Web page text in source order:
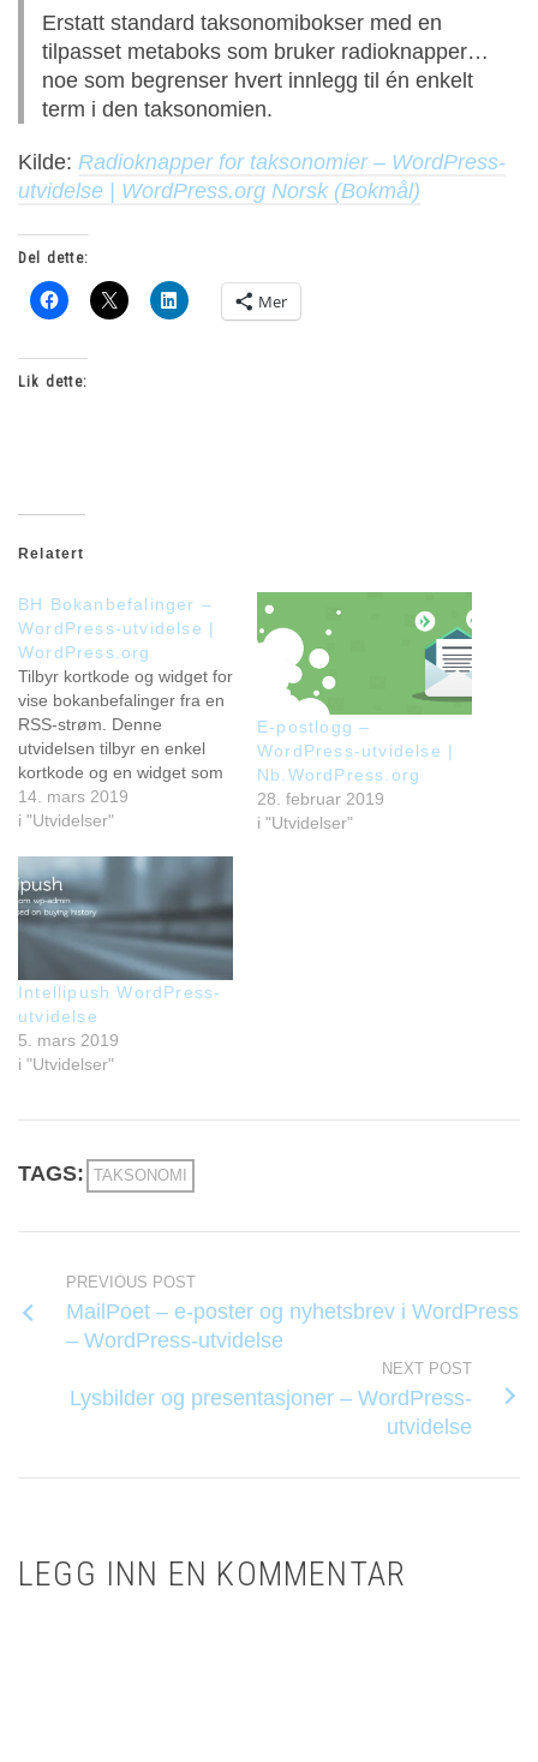
Erstatt standard taksonomibokser med en
tilpasset metaboks som bruker radioknapper…
noe som begrenser hvert innlegg til én enkelt
term i den taksonomien.
Kilde: Radioknapper for taksonomier – WordPress-
utvidelse | WordPress.org Norsk (Bokmål)
Del dette:
Mer
Lik dette:
Relatert
BH Bokanbefalinger –
WordPress-utvidelse |
WordPress.org
Tilbyr kortkode og widget for
vise bokanbefalinger fra en
RSS-strøm. Denne
utvidelsen tilbyr en enkel
kortkode og en widget som
gjør det mulig å vise
bokanbefalinger fra RSS-
er i utgangspunktet bare en
enkel utvidelse for å vise
data fra RSS-strømmer.
Utvidelsen er i hovedsak
skrevet for…
14. mars 2019
i "Utvidelser"
E-postlogg –
WordPress-utvidelse |
Nb.WordPress.org
28. februar 2019
i "Utvidelser"
Intellipush WordPress-
utvidelse
5. mars 2019
i "Utvidelser"
TAGS: TAKSONOMI
PREVIOUS POST
MailPoet – e-poster og nyhetsbrev i WordPress
– WordPress-utvidelse
NEXT POST
Lysbilder og presentasjoner – WordPress-
utvidelse
LEGG INN EN KOMMENTAR